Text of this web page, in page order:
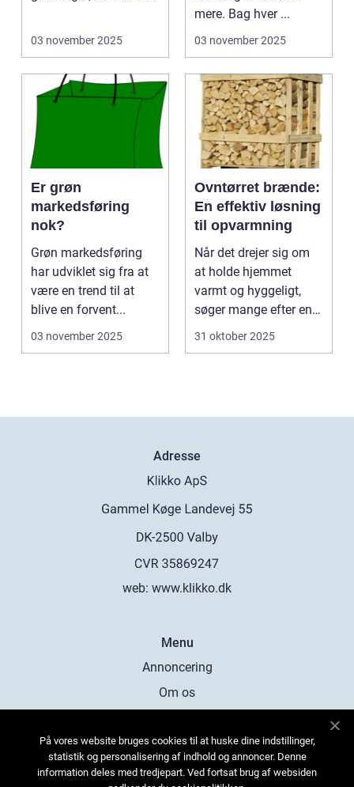
03 november 2025
mere. Bag hver ...
03 november 2025
Er grøn
markedsføring
nok?
Grøn markedsføring
har udviklet sig fra at
være en trend til at
blive en forvent...
03 november 2025
Ovntørret brænde:
En effektiv løsning
til opvarmning
Når det drejer sig om
at holde hjemmet
varmt og hyggeligt,
søger mange efter en
bæ...
31 oktober 2025
Adresse
web: www.klikko.dk
Menu
Annoncering
Om os
Kontakt os
Sitemap
På vores website bruges cookies til at huske dine indstillinger,
statistik og personalisering af indhold og annoncer. Denne
information deles med tredjepart. Ved fortsat brug af websiden